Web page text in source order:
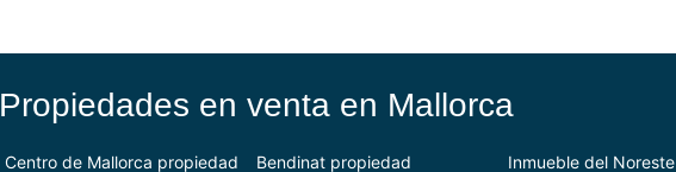
Propiedades en venta en Mallorca
Centro de Mallorca propiedad
Bendinat propiedad
Inmueble del Noreste